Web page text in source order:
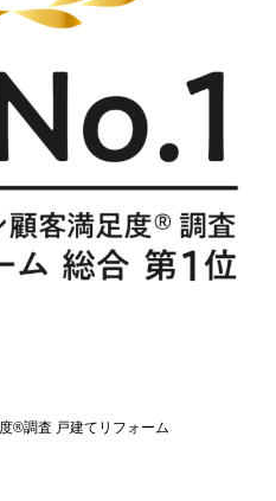
®調査 戸建てリフォーム